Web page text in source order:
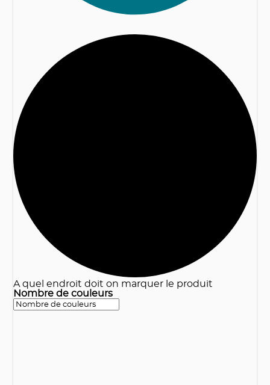
A quel endroit doit on marquer le produit
Nombre de couleurs